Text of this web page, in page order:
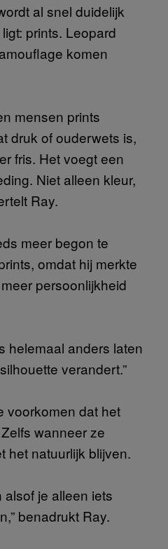
al snel duidelijk
prints. Leopard
komen
mensen prints
druk of ouderwets is,
fris. Het voegt een
Niet alleen kleur,
Ray.
meer begon te
omdat hij merkte
persoonlijkheid
helemaal anders laten
verandert.”
voorkomen dat het
wanneer ze
het natuurlijk blijven.
alsof je alleen iets
benadrukt Ray.